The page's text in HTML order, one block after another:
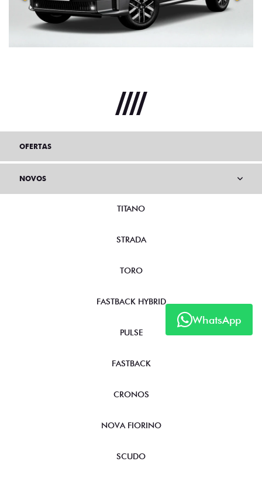
WhatsApp
OFERTAS
NOVOS
TITANO
STRADA
TORO
FASTBACK HYBRID
PULSE
FASTBACK
CRONOS
NOVA FIORINO
SCUDO